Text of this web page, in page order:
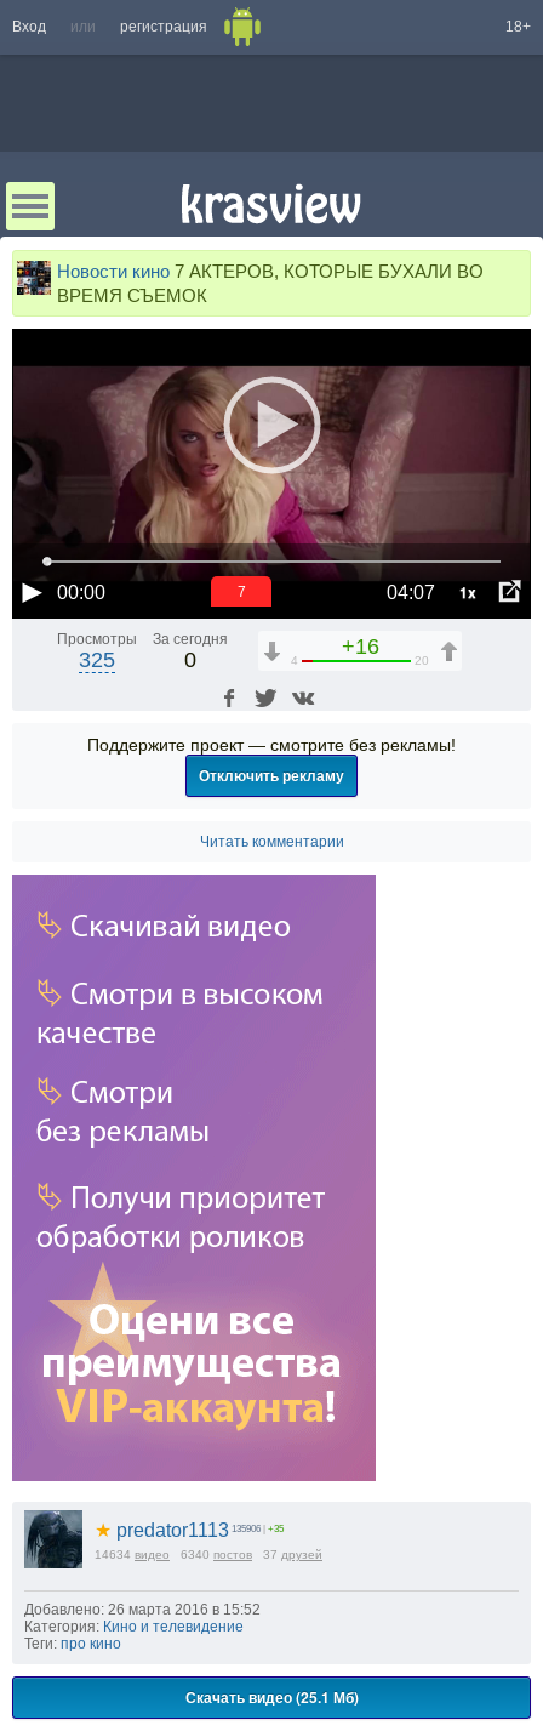
Вход или регистрация 18+
Новости кино 7 АКТЕРОВ, КОТОРЫЕ БУХАЛИ ВО
ВРЕМЯ СЪЕМОК
00:00 04:07 1x
6
Просмотры
325
За сегодня
0
+16
4 20
Поддержите проект — смотрите без рекламы!
Отключить рекламу
Читать комментарии
★ predator1113 135906 +35
14634 видео 6340 постов 37 друзей
Добавлено: 26 марта 2016 в 15:52
Категория: Кино и телевидение
Теги: про кино
Скачать видео (25.1 Мб)